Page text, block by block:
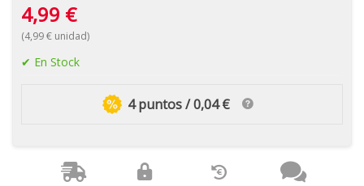
4,99 €
(4,99 € unidad)
En Stock
4 puntos / 0,04 €